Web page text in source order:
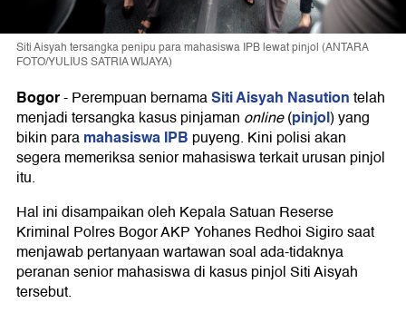
Siti Aisyah tersangka penipu para mahasiswa IPB lewat pinjol (ANTARA
FOTO/YULIUS SATRIA WIJAYA)
Bogor-Perempuan bernamaSiti Aisyah Nasutiontelah
menjadi tersangka kasus pinjaman online(pinjol) yang
bikin paramahasiswa IPB puyeng. Kini polisi akan
segera memeriksa senior mahasiswa terkait urusan pinjol
itu.
Hal ini disampaikan oleh Kepala Satuan Reserse
Kriminal Polres Bogor AKP Yohanes Redhoi Sigiro saat
menjawab pertanyaan wartawan soal ada-tidaknya
peranan senior mahasiswa di kasus pinjol Siti Aisyah
tersebut.